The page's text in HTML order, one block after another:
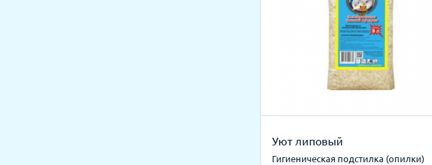
Уют липовый
Гигиеническая подстилка (опилки)